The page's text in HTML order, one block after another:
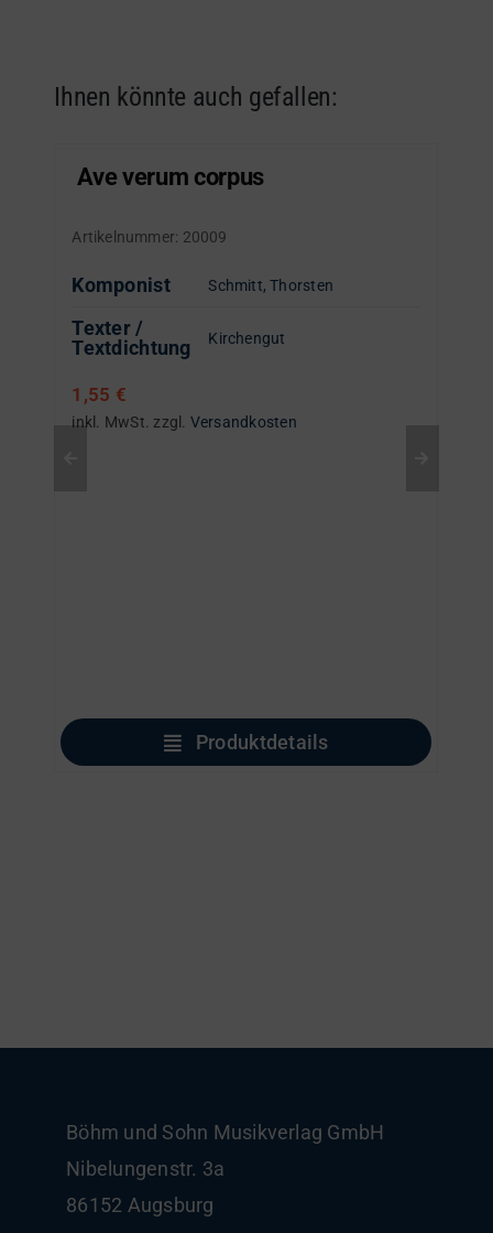
Ihnen könnte auch gefallen:
Ave verum corpus
Artikelnummer: 20009
Komponist Schmitt, Thorsten
Texter /
Textdichtung
Kirchengut
1,55 €
inkl. MwSt. zzgl. Versandkosten
Produktdetails
Böhm und Sohn Musikverlag GmbH
Nibelungenstr. 3a
86152 Augsburg